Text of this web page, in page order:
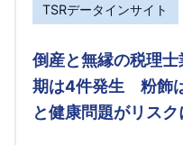
TSRデータインサイト
倒産と無縁の税理
期は4件発生 粉飾
と健康問題がリスク